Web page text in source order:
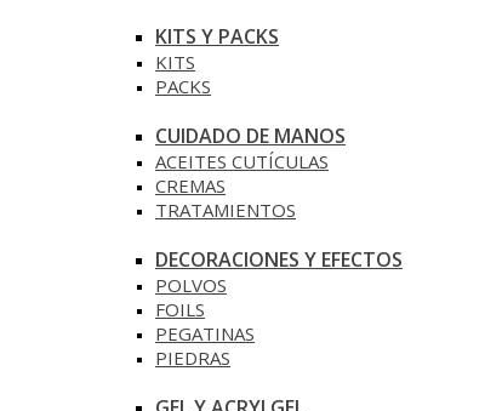
KITS Y PACKS
KITS
PACKS
CUIDADO DE MANOS
ACEITES CUTÍCULAS
CREMAS
TRATAMIENTOS
DECORACIONES Y EFECTOS
POLVOS
FOILS
PEGATINAS
PIEDRAS